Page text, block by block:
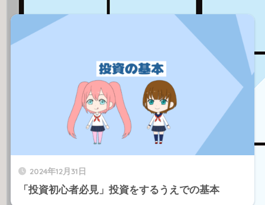
2024年12月31日
「投資初心者必見」投資をするうえでの基本